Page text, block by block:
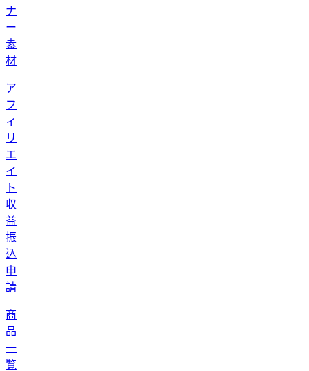
ナ
ー
素
材
ア
フ
ィ
リ
エ
イ
ト
収
益
振
込
申
請
商
品
一
覧